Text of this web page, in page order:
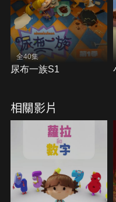
全40集
尿布一族S1
相關影片